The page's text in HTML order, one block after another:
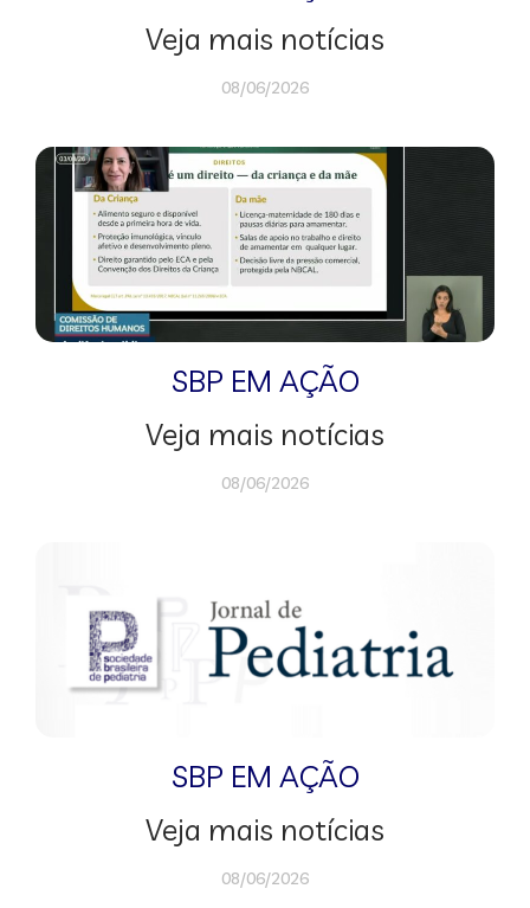
Veja mais notícias
08/06/2026
SBP EM AÇÃO
Veja mais notícias
08/06/2026
SBP EM AÇÃO
Veja mais notícias
08/06/2026